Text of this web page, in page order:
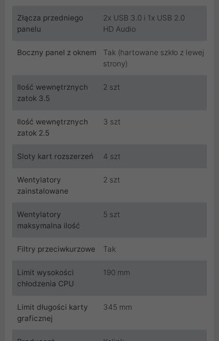
Złącza przedniego
panelu
2x USB 3.0 i 1x USB 2.0
HD Audio
Boczny panel z oknem
Tak (hartowane szkło z lewej
strony)
Ilość wewnętrznych
zatok 3.5
2 szt
Ilość wewnętrznych
zatok 2.5
3 szt
Sloty kart rozszerzeń 4 szt
Wentylatory
zainstalowane
2 szt
Wentylatory
maksymalna ilość
5 szt
Filtry przeciwkurzowe Tak
Limit wysokości
chłodzenia CPU
190 mm
Limit długości karty
graficznej
345 mm